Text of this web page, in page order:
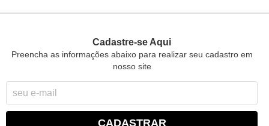
Cadastre-se Aqui
Preencha as informações abaixo para realizar seu cadastro em
nosso site
CADASTRAR